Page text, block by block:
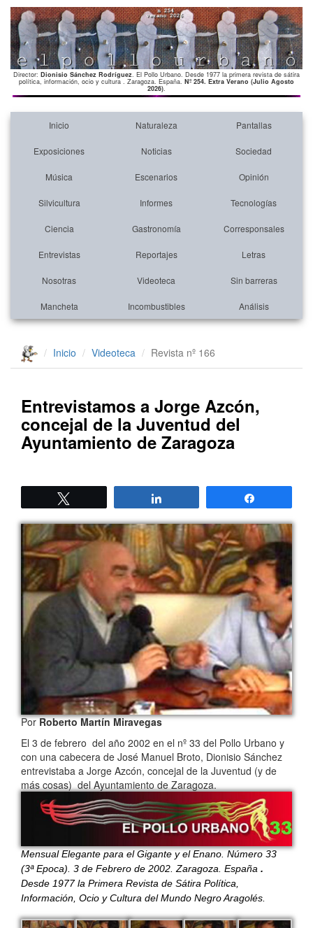
Director: Dionisio Sánchez Rodríguez. El Pollo Urbano. Desde 1977 la primera revista de sátira
política, información, ocio y cultura . Zaragoza. España. Nº 254. Extra Verano (Julio Agosto
2026).
Inicio Naturaleza Pantallas
Exposiciones Noticias Sociedad
Música Escenarios Opinión
Silvicultura Informes Tecnologías
Ciencia Gastronomía Corresponsales
Entrevistas Reportajes Letras
Nosotras Videoteca Sin barreras
Mancheta Incombustibles Análisis
Inicio Videoteca Revista nº 166
Entrevistamos a Jorge Azcón,
concejal de la Juventud del
Ayuntamiento de Zaragoza
PorRoberto Martín Miravegas
El 3 de febrero del año 2002 en el nº 33 del Pollo Urbano y
con una cabecera de José Manuel Broto, Dionisio Sánchez
entrevistaba a Jorge Azcón, concejal de la Juventud (y de
más cosas) del Ayuntamiento de Zaragoza.
Mensual Elegante para el Gigante y el Enano. Número 33
(3ª Epoca). 3 de Febrero de 2002. Zaragoza. España .
Desde 1977 la Primera Revista de Sátira Política,
Información, Ocio y Cultura del Mundo Negro Aragolés.